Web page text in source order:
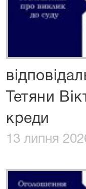
Тетяни
креди
13 липня